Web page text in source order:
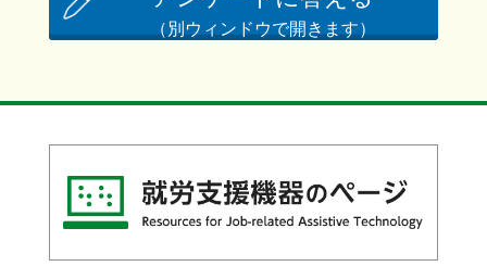
（別ウィンドウで開きます）